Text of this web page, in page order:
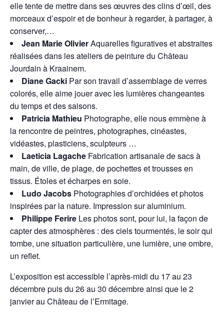
elle tente de mettre dans ses œuvres des clins d’œil, des
morceaux d’espoir et de bonheur à regarder, à partager, à
conserver,…
Jean Marie OlivierAquarelles figuratives et abstraites
réalisées dans les ateliers de peinture du Château
Jourdain à Kraainem.
Diane Gacki Par son travail d’assemblage de verres
colorés, elle aime jouer avec les lumières changeantes
du temps et des saisons.
Patricia Mathieu Photographe, elle nous emmène à
la rencontre de peintres, photographes, cinéastes,
vidéastes, plasticiens, sculpteurs …
Laeticia Lagache Fabrication artisanale de sacs à
main, de ville, de plage, de pochettes et trousses en
tissus. Étoles et écharpes en soie.
Ludo Jacobs Photographies d’orchidées et photos
inspirées par la nature. Impression sur aluminium.
Philippe Ferire Les photos sont, pour lui, la façon de
capter des atmosphères : des ciels tourmentés, le soir qui
tombe, une situation particulière, une lumière, une ombre,
un reflet.
L’exposition est accessible l’après-midi du 17 au 23
décembre puis du 26 au 30 décembre ainsi que le 2
janvier au Château de l’Ermitage.